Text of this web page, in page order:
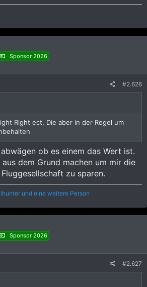
Sponsor 2026
#2.626
Right ect. Die aber in der Regel um
ob es einem das Wert ist.
dem Grund machen um mir die
zu sparen.
und eine weitere Person
Sponsor 2026
#2.627